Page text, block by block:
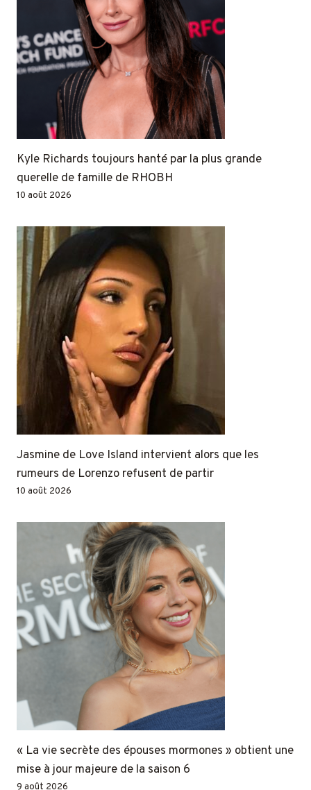
Kyle Richards toujours hanté par la plus grande
querelle de famille de RHOBH
10 août 2026
Jasmine de Love Island intervient alors que les
rumeurs de Lorenzo refusent de partir
10 août 2026
« La vie secrète des épouses mormones » obtient une
mise à jour majeure de la saison 6
9 août 2026